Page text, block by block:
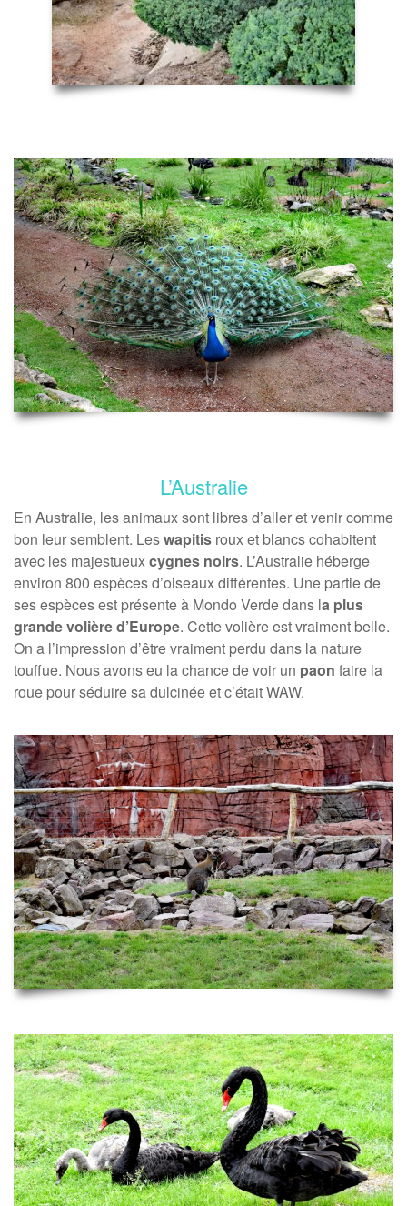
L’Australie
En Australie, les animaux sont libres d’aller et venir comme
bon leur semblent. Leswapitis roux et blancs cohabitent
avec les majestueuxcygnes noirs. L’Australie héberge
environ 800 espèces d’oiseaux différentes. Une partie de
ses espèces est présente à Mondo Verde dans la plus
grande volière d’Europe. Cette volière est vraiment belle.
On a l’impression d’être vraiment perdu dans la nature
touffue. Nous avons eu la chance de voir un paon faire la
roue pour séduire sa dulcinée et c’était WAW.